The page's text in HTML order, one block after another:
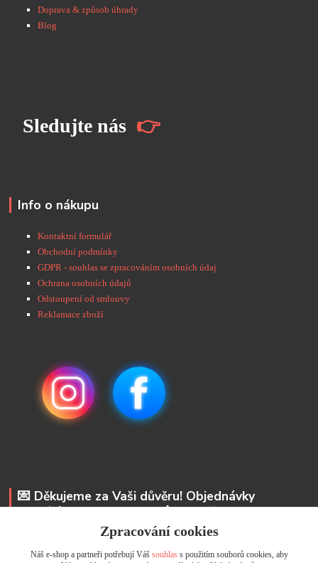
Doprava & způsob úhrady
Blog
Sledujte nás 👉
Info o nákupu
Kontaktní formulář
Obchodní podmínky
GDPR - souhlas se zpracováním osobních údaj
Ochrana osobních údajů
Odstoupení od smlouvy
Reklamace zboží
💌 Děkujeme za Vaši důvěru! Objednávky
odesíláme do 48 hodin. 📩 Na vaše e-maily
odpovíme do 24 hodin.
Andrea Kyselová DiS.
Zpracování cookies
Náš e-shop a partneři potřebují Váš souhlass použitím souborů cookies, aby